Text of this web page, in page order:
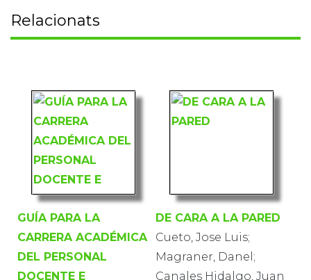
Relacionats
GUÍA PARA LA
CARRERA ACADÉMICA
DEL PERSONAL
DOCENTE E
DE CARA A LA PARED
Cueto, Jose Luis;
Magraner, Danel;
Canales Hidalgo, Juan